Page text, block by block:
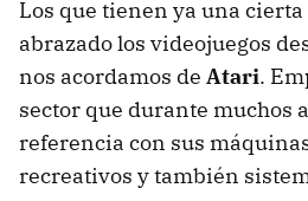
Los que tienen ya una cierta
abrazado los videojuegos
nos acordamos de Atari.
sector que durante muchos
referencia con sus
recreativos y también